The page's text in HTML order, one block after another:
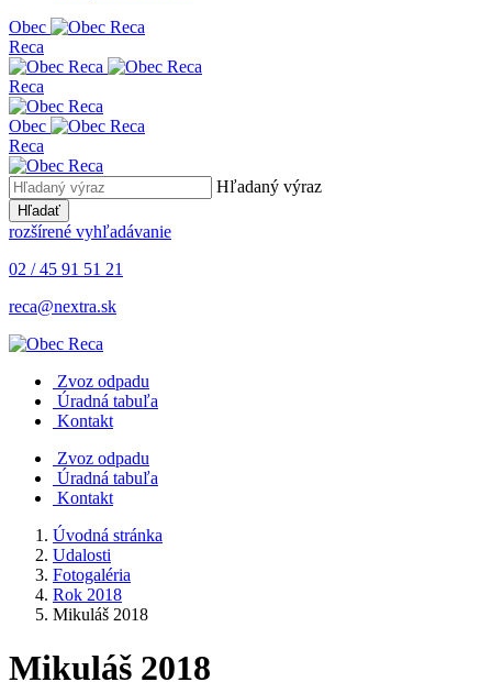
Obec
Reca
Reca
Obec
Reca
Hľadaný výraz
Hľadať
rozšírené vyhľadávanie
02 / 45 91 51 21
reca@nextra.sk
Zvoz odpadu
Úradná tabuľa
Kontakt
Zvoz odpadu
Úradná tabuľa
Kontakt
Úvodná stránka
Udalosti
Fotogaléria
Rok 2018
Mikuláš 2018
Mikuláš 2018